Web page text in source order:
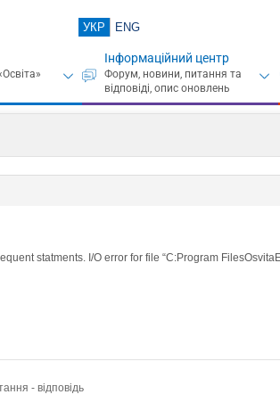
УКР ENG
Інформаційний центр
statments. I/O error for file “C:Program
- відповідь